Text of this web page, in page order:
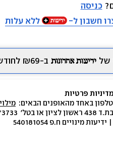
כניסה
חשבון ל- ללא עלות
של ב-₪69 לחודש.
באחד מהאופנים הבאים: